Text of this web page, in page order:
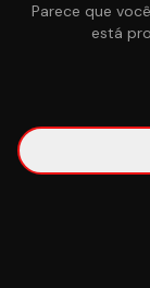
Parece que
está